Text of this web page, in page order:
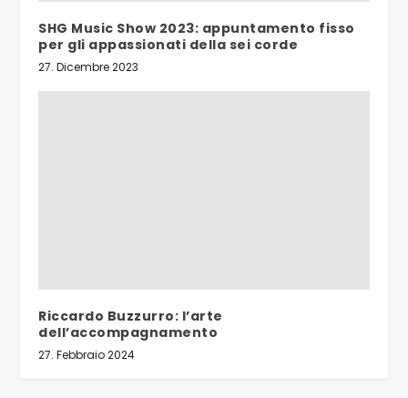
SHG Music Show 2023: appuntamento fisso
per gli appassionati della sei corde
27. Dicembre 2023
Riccardo Buzzurro: l’arte
dell’accompagnamento
27. Febbraio 2024